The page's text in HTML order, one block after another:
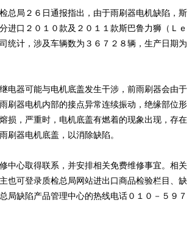
局２６日通报指出，由于雨刷器电机缺陷，斯
进口２０１０款及２０１１款斯巴鲁力狮（Ｌｅ
统计，涉及车辆数为３６７２８辆，生产日期为
器可能与电机底盖发生干涉，前雨刷器会由于
刷器电机内部的接点异常连续振动，绝缘部位形
损，严重时，电机底盖有燃着的现象出现，存在
刷器电机底盖，以消除缺陷。
心取得联系，并安排相关免费维修事宜。相关
也可登录质检总局网站进出口商品检验栏目、缺
局缺陷产品管理中心的热线电话０１０－５９７